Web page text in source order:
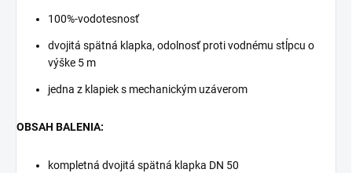
100%-vodotesnosť
dvojitá spätná klapka, odolnosť proti vodnému stĺpcu o
výške 5 m
jedna z klapiek s mechanickým uzáverom
OBSAH BALENIA:
kompletná dvojitá spätná klapka DN 50